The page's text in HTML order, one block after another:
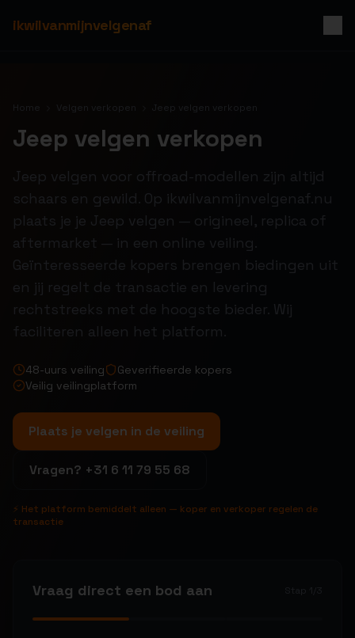
ikwilvanmijnvelgenaf
Home Velgen verkopen Jeep velgen verkopen
Jeep velgen verkopen
Jeep velgen voor offroad-modellen zijn altijd
schaars en gewild. Op ikwilvanmijnvelgenaf.nu
plaats je je Jeep velgen — origineel, replica of
aftermarket — in een online veiling.
Geïnteresseerde kopers brengen biedingen uit
en jij regelt de transactie en levering
rechtstreeks met de hoogste bieder. Wij
faciliteren alleen het platform.
48-uurs veiling
Geverifieerde kopers
Veilig veilingplatform
Plaats je velgen in de veiling
Vragen? +31 6 11 79 55 68
⚡ Het platform bemiddelt alleen — koper en verkoper regelen de
transactie
Vraag direct een bod aan